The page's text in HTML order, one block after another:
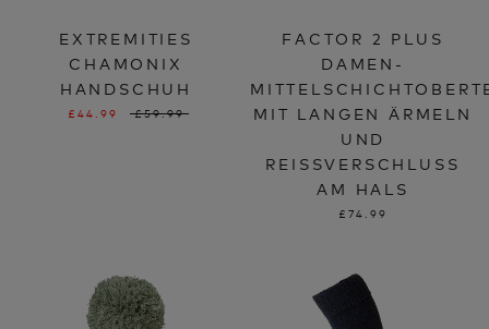
EXTREMITIES
CHAMONIX
HANDSCHUH
£44.99 £59.99
FACTOR 2 PLUS
DAMEN-
MIT LANGEN ÄRMELN
UND
REISSVERSCHLUSS A
M HALS
£74.99